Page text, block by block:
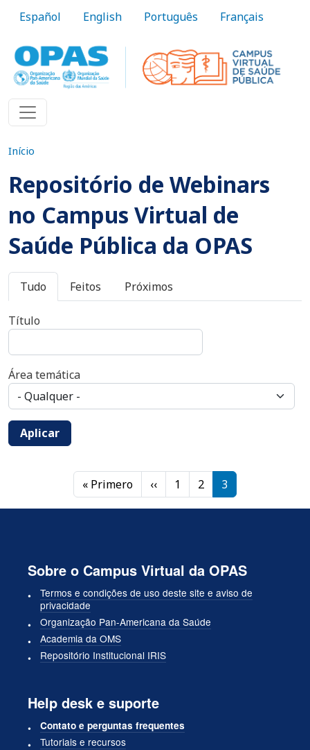
Español English Português Français
Início
Repositório de Webinars
no Campus Virtual de
Saúde Pública da OPAS
Abas primárias
Tudo Feitos Próximos
Título
Área temática
Aplicar
« PrimeroPrimeira página
‹‹Página anterior
1 2 3
Sobre o Campus Virtual da OPAS
Termos e condições de uso deste site e aviso de
privacidade
Organização Pan-Americana da Saúde
Academia da OMS
Repositório Institucional IRIS
Help desk e suporte
Contato e perguntas frequentes
Tutoriais e recursos